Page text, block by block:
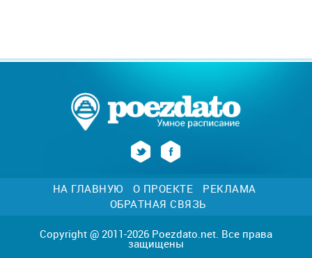
НА ГЛАВНУЮ О ПРОЕКТЕ
РЕКЛАМА
ОБРАТНАЯ СВЯЗЬ
Copyright @ 2011-2026 Poezdato.net. Все права
защищены